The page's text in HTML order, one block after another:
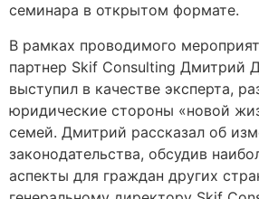
семинара в открытом формате.
В рамках проводимого
партнер Skif Consulting Дмитрий
выступил в качестве эксперта,
юридические стороны «новой
семей. Дмитрий рассказал об
законодательства, обсудив
аспекты для граждан других